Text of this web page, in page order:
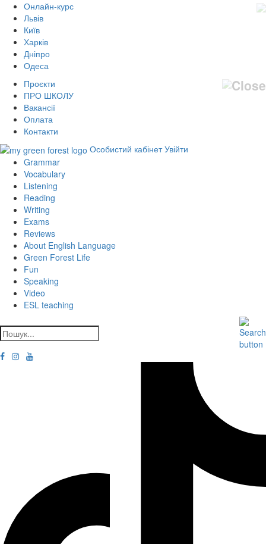
Онлайн-курс
Львів
Київ
Харків
Дніпро
Одеса
Проєкти
ПРО ШКОЛУ
Вакансії
Оплата
Контакти
Особистий кабінет Увійти
Grammar
Vocabulary
Listening
Reading
Writing
Exams
Reviews
About English Language
Green Forest Life
Fun
Speaking
Video
ESL teaching